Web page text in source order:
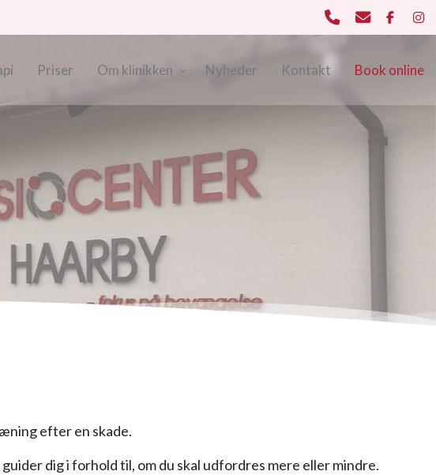
Priser Om klinikken Nyheder Kontakt Book online
efter en skade.
dig i forhold til, om du skal udfordres mere eller mindre.